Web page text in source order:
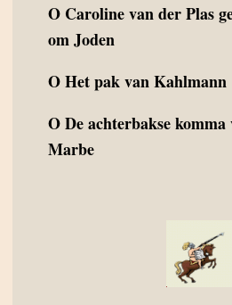
O Caroline van der Plas
om Joden
OHet pak van Kahlmann
ODe achterbakse komma
Marbe